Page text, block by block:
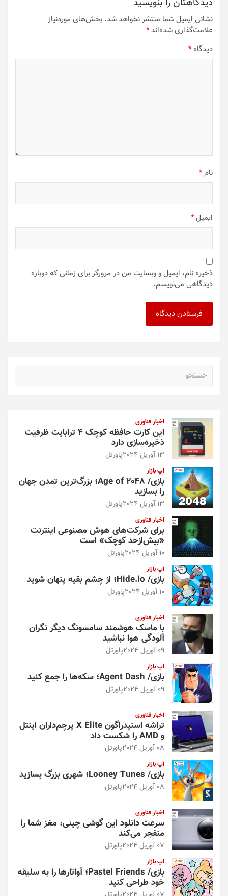
نشانی ایمیل شما منتشر نخواهد شد. بخش‌های موردنیاز
علامت‌گذاری شده‌اند*
دیدگاه*
نام*
ایمیل*
ذخیره نام، ایمیل و وبسایت من در مرورگر برای زمانی که دوباره
دیدگاهی می‌نویسم.
اخبار فناوری
این کارت حافظه کوچک ۴ ترابایت ظرفیت
ذخیره‌سازی دارد
13 آوریل 2024 پاورتل
اپ بازار
بازی/ Age of 2048؛ بزرگ‌ترین تمدن جهان
را بسازید
13 آوریل 2024 پاورتل
اخبار فناوری
برای شرکت‌های هوش مصنوعی اینترنت
«بیش‌از‌حد کوچک» است
10 آوریل 2024 پاورتل
اپ بازار
بازی/ Hide.io؛ از چشم بقیه پنهان شوید
10 آوریل 2024 پاورتل
اخبار فناوری
با ماسک هوشمند سامسونگ دیگر نگران
آلودگی هوا نباشید
09 آوریل 2024 پاورتل
اپ بازار
بازی/ Agent Dash؛ سکه‌ها را جمع کنید
09 آوریل 2024 پاورتل
اخبار فناوری
تراشه اسنپدراگون X Elite پرچم‌داران اینتل
و AMD را شکست داد
08 آوریل 2024 پاورتل
اپ بازار
بازی/ Looney Tunes؛ شهری بزرگ بسازید
08 آوریل 2024 پاورتل
اخبار فناوری
سرعت دانلود این گوشی چینی، مغز شما را
منفجر می‌کند
07 آوریل 2024 پاورتل
اپ بازار
بازی/ Pastel Friends؛ آواتارها را به سلیقه
خود طراحی کنید